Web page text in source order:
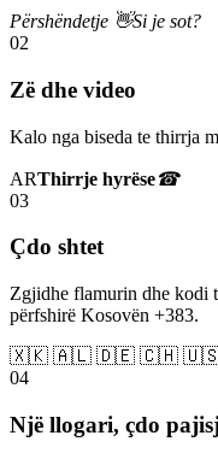
Përshëndetje 👋Si je sot?
02
Zë dhe video
Kalo nga biseda te thirrja
ARThirrje hyrëse☎
03
Çdo shtet
Zgjidhe flamurin dhe kodi
përfshirë Kosovën +383.
🇽🇰 🇦🇱 🇩🇪 🇨🇭
04
Një llogari, çdo